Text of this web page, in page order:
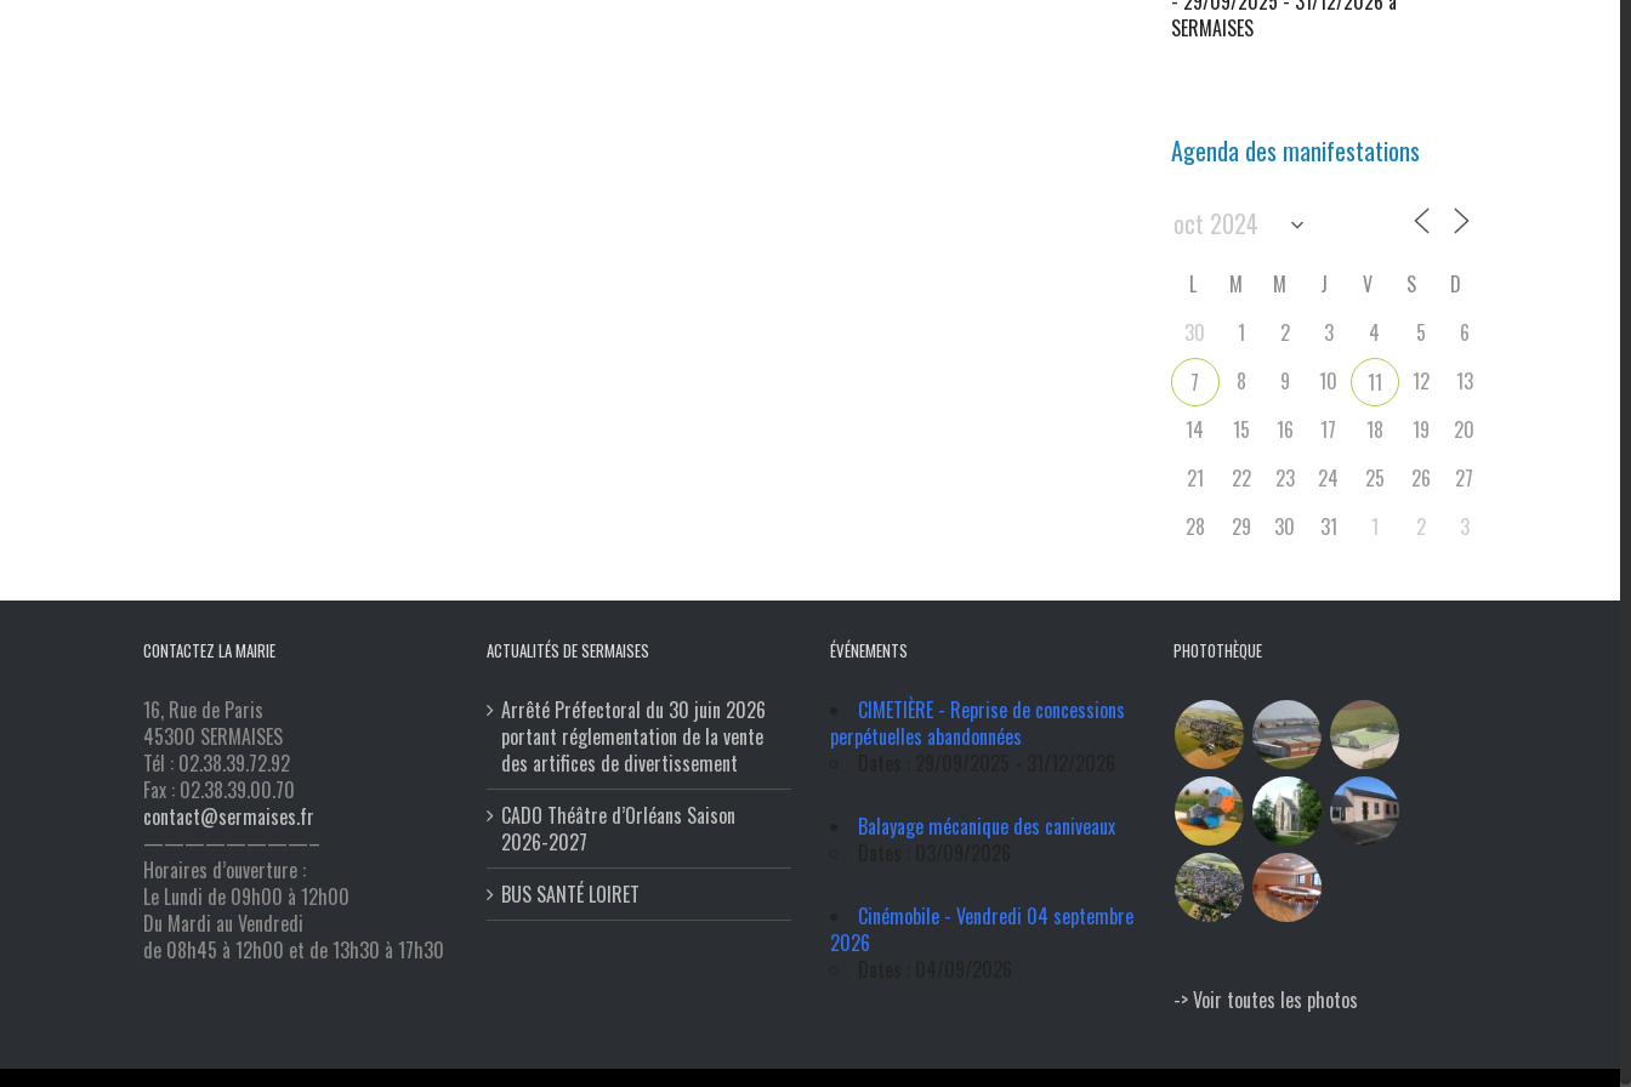
SERMAISES
Agenda des manifestations
L M M J V S
D
30
1 2 3 4 5
6
7
8 9 10 11 12
13
14
15 16 17 18 19
20
21
22 23 24 25 26
27
28
29 30 31 1 2 3
CONTACTEZ LA MAIRIE
16, Rue de Paris
45300 SERMAISES
Tél : 02.38.39.72.92
Fax : 02.38.39.00.70
contact@sermaises.fr
————————–
Horaires d’ouverture :
Le Lundi de 09h00 à 12h00
Du Mardi au Vendredi
de 08h45 à 12h00 et de 13h30 à 17h30
ACTUALITÉS DE SERMAISES
Arrêté Préfectoral du 30 juin 2026
portant réglementation de la vente
des artifices de divertissement
CADO Théâtre d’Orléans Saison
2026-2027
BUS SANTÉ LOIRET
ÉVÉNEMENTS
CIMETIÈRE - Reprise de concessions
perpétuelles abandonnées
Balayage mécanique des caniveaux
Cinémobile - Vendredi 04 septembre
2026
PHOTOTHÈQUE
-> Voir toutes les photos